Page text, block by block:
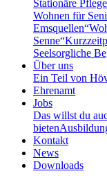
Stationäre Pflege
Wohnen für
Emsquellen“
Senne“
Seelsorgliche
Über uns
Ein Teil von
Ehrenamt
Jobs
Das willst du
bieten
Kontakt
News
Downloads